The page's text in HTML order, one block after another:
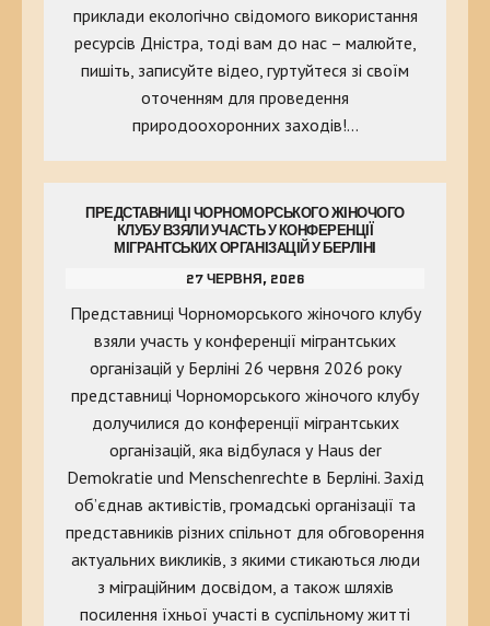
приклади екологічно свідомого використання
ресурсів Дністра, тоді вам до нас – малюйте,
пишіть, записуйте відео, гуртуйтеся зі своїм
оточенням для проведення
природоохоронних заходів!…
ПРЕДСТАВНИЦІ ЧОРНОМОРСЬКОГО ЖІНОЧОГО
КЛУБУ ВЗЯЛИ УЧАСТЬ У КОНФЕРЕНЦІЇ
МІГРАНТСЬКИХ ОРГАНІЗАЦІЙ У БЕРЛІНІ
27 ЧЕРВНЯ, 2026
Представниці Чорноморського жіночого клубу
взяли участь у конференції мігрантських
організацій у Берліні 26 червня 2026 року
представниці Чорноморського жіночого клубу
долучилися до конференції мігрантських
організацій, яка відбулася у Haus der
Demokratie und Menschenrechte в Берліні. Захід
об’єднав активістів, громадські організації та
представників різних спільнот для обговорення
актуальних викликів, з якими стикаються люди
з міграційним досвідом, а також шляхів
посилення їхньої участі в суспільному житті